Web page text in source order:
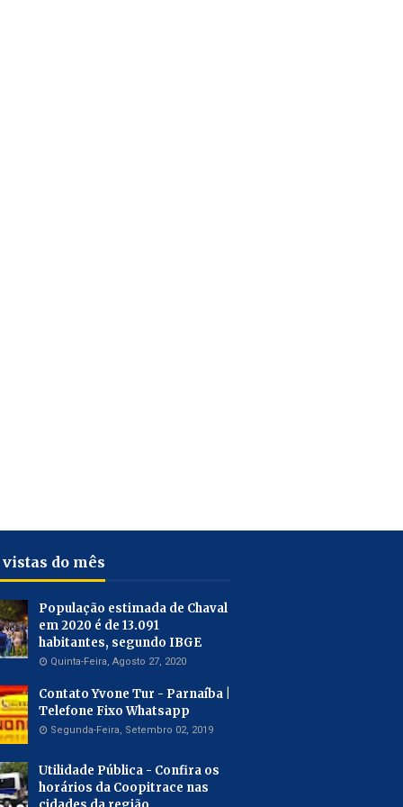
do mês
População estimada de Chaval
em 2020 é de 13.091
habitantes, segundo IBGE
Quinta-Feira, Agosto 27, 2020
Contato Yvone Tur - Parnaíba |
Telefone Fixo Whatsapp
Segunda-Feira, Setembro 02, 2019
Utilidade Pública - Confira os
horários da Coopitrace nas